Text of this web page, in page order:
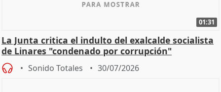
01:31
La Junta critica el indulto del exalcalde socialista
de Linares "condenado por corrupción"
Sonido Totales 30/07/2026